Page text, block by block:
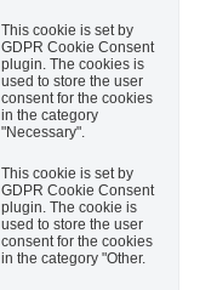
This cookie is set by
GDPR Cookie Consent
plugin. The cookies is
used to store the user
consent for the cookies
in the category
"Necessary".
This cookie is set by
GDPR Cookie Consent
plugin. The cookie is
used to store the user
consent for the cookies
in the category "Other.